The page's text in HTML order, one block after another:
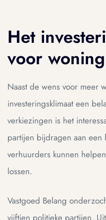
Het
voor
Naast de wens voor meer
investeringsklimaat een
verkiezingen is het
partijen bijdragen aan een
verhuurders kunnen
lossen.
Vastgoed Belang
vijftien politieke partijen.